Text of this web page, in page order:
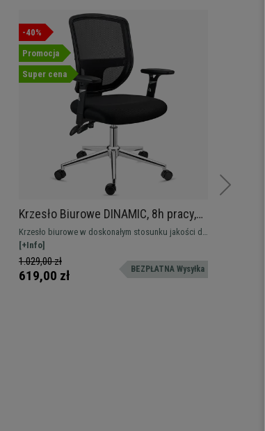
-40%
Promocja
Super cena
Krzesło Biurowe DINAMIC, 8h pracy,
Regulowane Oparcie, Wygodne i
Solidne, Czarne
Krzesło biurowe w doskonałym stosunku jakości do
ceny, bardzo wygodne i solidne. Regulowane
oparcie i podłokietniki, ergonomiczny design
[+Info]
1.029,00 zł
619,00 zł BEZPŁATNA Wysyłka